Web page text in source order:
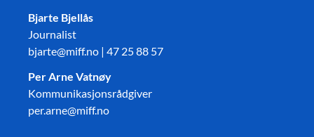
Bjarte Bjellås
Journalist
bjarte@miff.no | 47 25 88 57
Per Arne Vatnøy
Kommunikasjonsrådgiver
per.arne@miff.no